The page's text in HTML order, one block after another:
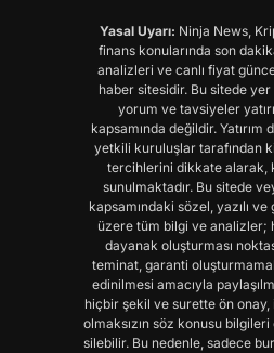
Yasal Uyarı: Ninja News,
finans konularında son
analizleri ve canlı fiyat
haber sitesidir. Bu sitede yer
yorum ve tavsiyeler
kapsamında değildir. Yatırım
yetkili kuruluşlar tarafından
tercihlerini dikkate alarak,
sunulmaktadır. Bu sitede
kapsamındaki sözel, yazılı
üzere tüm bilgi ve analizler;
dayanak oluşturması
teminat, garanti
edinilmesi amacıyla
hiçbir şekil ve surette ön
olmaksızın söz konusu
silebilir. Bu nedenle, sadece